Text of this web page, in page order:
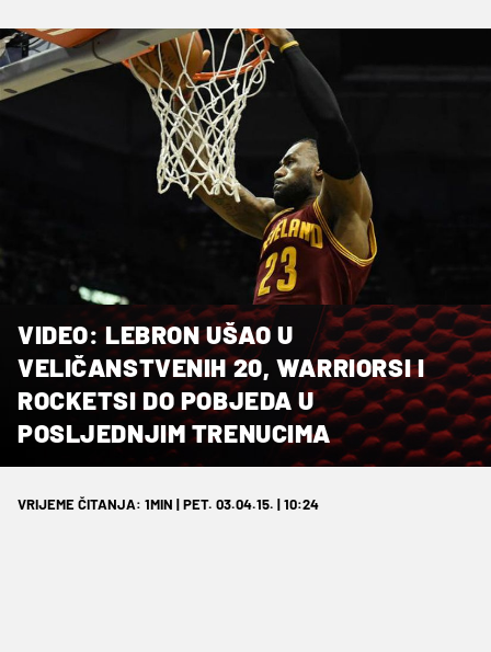
VIDEO: LEBRON UŠAO U
VELIČANSTVENIH 20, WARRIORSI I
ROCKETSI DO POBJEDA U
POSLJEDNJIM TRENUCIMA
VRIJEME ČITANJA: 1MIN | PET. 03.04.15. | 10:24